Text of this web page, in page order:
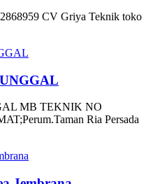
CV Griya Teknik toko
MB TEKNIK NO
Ria Persada